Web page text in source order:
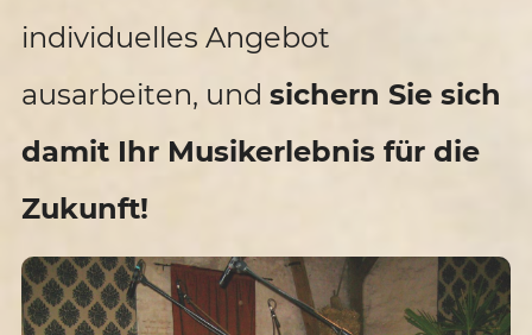
individuelles Angebot
ausarbeiten, und sichern Sie sich
damit Ihr Musikerlebnis für die
Zukunft!